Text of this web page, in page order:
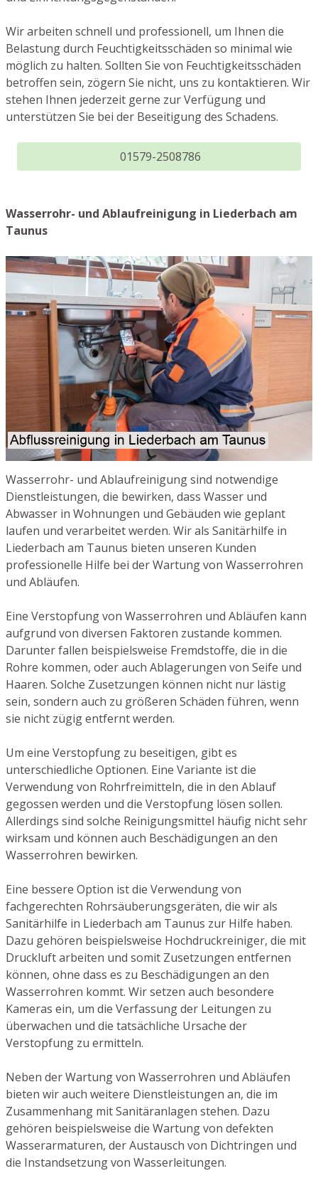
Wir arbeiten schnell und professionell, um Ihnen die
Belastung durch Feuchtigkeitsschäden so minimal wie
möglich zu halten. Sollten Sie von Feuchtigkeitsschäden
betroffen sein, zögern Sie nicht, uns zu kontaktieren. Wir
stehen Ihnen jederzeit gerne zur Verfügung und
unterstützen Sie bei der Beseitigung des Schadens.
01579-2508786
Wasserrohr- und Ablaufreinigung in Liederbach am
Taunus
Wasserrohr- und Ablaufreinigung sind notwendige
Dienstleistungen, die bewirken, dass Wasser und
Abwasser in Wohnungen und Gebäuden wie geplant
laufen und verarbeitet werden. Wir als Sanitärhilfe in
Liederbach am Taunus bieten unseren Kunden
professionelle Hilfe bei der Wartung von Wasserrohren
und Abläufen.
Eine Verstopfung von Wasserrohren und Abläufen kann
aufgrund von diversen Faktoren zustande kommen.
Darunter fallen beispielsweise Fremdstoffe, die in die
Rohre kommen, oder auch Ablagerungen von Seife und
Haaren. Solche Zusetzungen können nicht nur lästig
sein, sondern auch zu größeren Schäden führen, wenn
sie nicht zügig entfernt werden.
Um eine Verstopfung zu beseitigen, gibt es
unterschiedliche Optionen. Eine Variante ist die
Verwendung von Rohrfreimitteln, die in den Ablauf
gegossen werden und die Verstopfung lösen sollen.
Allerdings sind solche Reinigungsmittel häufig nicht sehr
wirksam und können auch Beschädigungen an den
Wasserrohren bewirken.
Eine bessere Option ist die Verwendung von
fachgerechten Rohrsäuberungsgeräten, die wir als
Sanitärhilfe in Liederbach am Taunus zur Hilfe haben.
Dazu gehören beispielsweise Hochdruckreiniger, die mit
Druckluft arbeiten und somit Zusetzungen entfernen
können, ohne dass es zu Beschädigungen an den
Wasserrohren kommt. Wir setzen auch besondere
Kameras ein, um die Verfassung der Leitungen zu
überwachen und die tatsächliche Ursache der
Verstopfung zu ermitteln.
Neben der Wartung von Wasserrohren und Abläufen
bieten wir auch weitere Dienstleistungen an, die im
Zusammenhang mit Sanitäranlagen stehen. Dazu
gehören beispielsweise die Wartung von defekten
Wasserarmaturen, der Austausch von Dichtringen und
die Instandsetzung von Wasserleitungen.